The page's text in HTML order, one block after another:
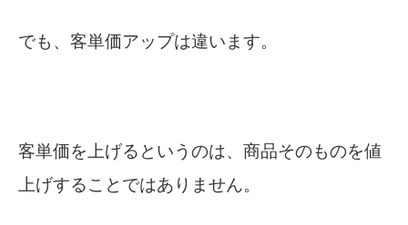
でも、客単価アップは違います。
客単価を上げるというのは、商品そのものを値
上げすることではありません。